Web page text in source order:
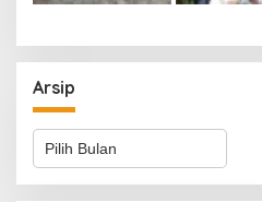
Arsip
Arsip